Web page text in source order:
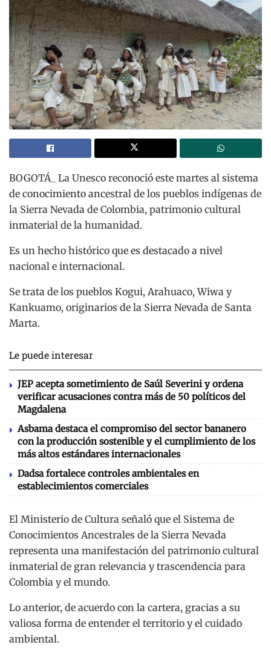
BOGOTÁ_ La Unesco reconoció este martes al sistema
de conocimiento ancestral de los pueblos indígenas de
la Sierra Nevada de Colombia, patrimonio cultural
inmaterial de la humanidad.
Es un hecho histórico que es destacado a nivel
nacional e internacional.
Se trata de los pueblos Kogui, Arahuaco, Wiwa y
Kankuamo, originarios de la Sierra Nevada de Santa
Marta.
Le puede interesar
JEP acepta sometimiento de Saúl Severini y ordena
verificar acusaciones contra más de 50 políticos del
Magdalena
Asbama destaca el compromiso del sector bananero
con la producción sostenible y el cumplimiento de los
más altos estándares internacionales
Dadsa fortalece controles ambientales en
establecimientos comerciales
El Ministerio de Cultura señaló que el Sistema de
Conocimientos Ancestrales de la Sierra Nevada
representa una manifestación del patrimonio cultural
inmaterial de gran relevancia y trascendencia para
Colombia y el mundo.
Lo anterior, de acuerdo con la cartera, gracias a su
valiosa forma de entender el territorio y el cuidado
ambiental.